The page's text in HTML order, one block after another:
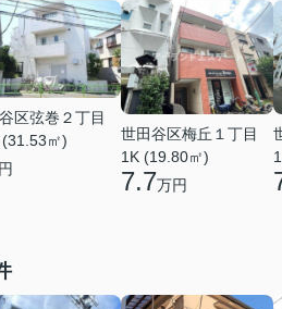
区弦巻２丁目
㎡)
世田谷区梅丘１丁目
1K (19.80㎡)
7.7万円